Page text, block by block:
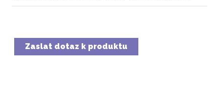
Zaslat dotaz k produktu